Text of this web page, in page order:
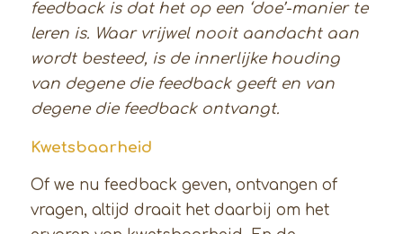
feedback is dat het op een ‘doe’-manier te
leren is. Waar vrijwel nooit aandacht aan
wordt besteed, is de innerlijke houding
van degene die feedback geeft en van
degene die feedback ontvangt.
Kwetsbaarheid
Of we nu feedback geven, ontvangen of
vragen, altijd draait het daarbij om het